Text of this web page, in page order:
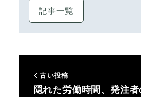
記事一覧
古い投稿
隠れた労働時間、発注